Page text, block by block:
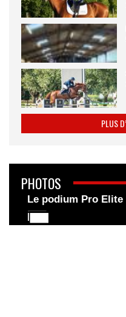
PLUS
PHOTOS
Le podium Pro Elite